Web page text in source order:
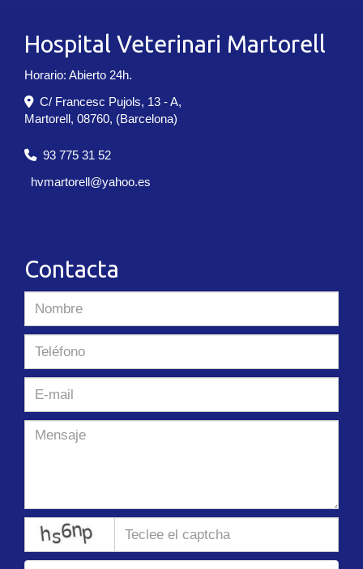
Hospital Veterinari Martorell
Horario: Abierto 24h.
C/ Francesc Pujols, 13 - A,
Martorell, 08760, (Barcelona)
93 775 31 52
hvmartorell
yahoo.es
Contacta